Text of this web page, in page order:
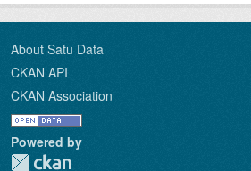
About Satu Data
CKAN API
CKAN Association
Powered by